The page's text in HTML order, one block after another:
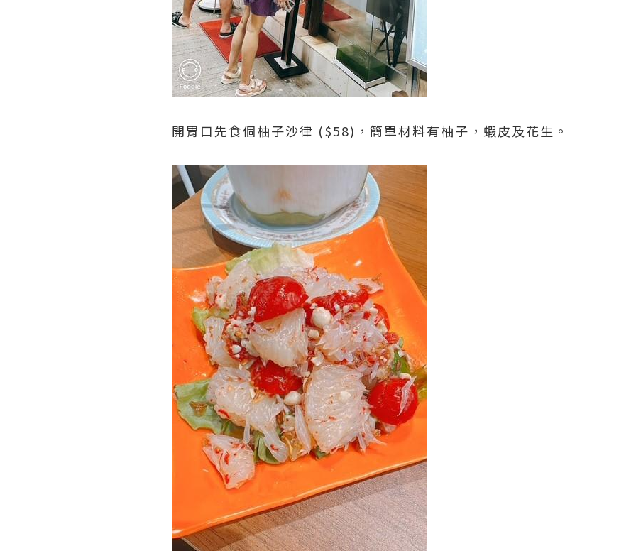
開胃口先食個柚子沙律 ($58)，簡單材料有柚子，蝦皮及花生。